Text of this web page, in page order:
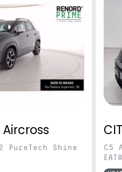
Volante regolabile in altezza
profondità
Aircross
PureTech Shine
C5